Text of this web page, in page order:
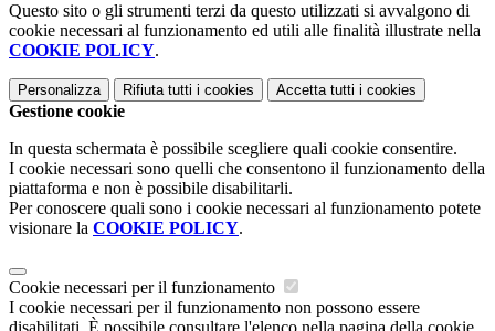
Questo sito o gli strumenti terzi da questo utilizzati si avvalgono di
cookie necessari al funzionamento ed utili alle finalità illustrate nella
COOKIE POLICY.
Personalizza Rifiuta tutti i cookies Accetta tutti i cookies
Gestione cookie
In questa schermata è possibile scegliere quali cookie consentire.
I cookie necessari sono quelli che consentono il funzionamento della
piattaforma e non è possibile disabilitarli.
Per conoscere quali sono i cookie necessari al funzionamento potete
visionare la COOKIE POLICY.
Cookie necessari per il funzionamento
I cookie necessari per il funzionamento non possono essere